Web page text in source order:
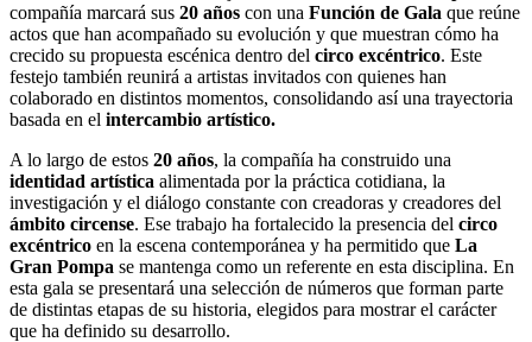
compañía marcará sus 20 años con una Función de Gala que reúne
actos que han acompañado su evolución y que muestran cómo ha
crecido su propuesta escénica dentro del circo excéntrico. Este
festejo también reunirá a artistas invitados con quienes han
colaborado en distintos momentos, consolidando así una trayectoria
basada en el intercambio artístico.
A lo largo de estos 20 años, la compañía ha construido una
identidad artística alimentada por la práctica cotidiana, la
investigación y el diálogo constante con creadoras y creadores del
ámbito circense. Ese trabajo ha fortalecido la presencia del circo
excéntrico en la escena contemporánea y ha permitido que La
Gran Pompa se mantenga como un referente en esta disciplina. En
esta gala se presentará una selección de números que forman parte
de distintas etapas de su historia, elegidos para mostrar el carácter
que ha definido su desarrollo.